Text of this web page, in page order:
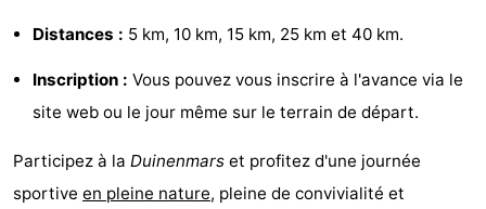
Nature
-
Distances : 5 km, 10 km, 15 km, 25 km et 40 km.
Inscription : Vous pouvez vous inscrire à l'avance via le
site web ou le jour même sur le terrain de départ.
Participez à la Duinenmars et profitez d'une journée
sportive en pleine nature, pleine de convivialité et